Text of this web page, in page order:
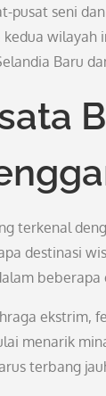
pusat seni
wilayah
Baru
terkenal
destinasi
beberapa
ekstrim,
menarik
terbang